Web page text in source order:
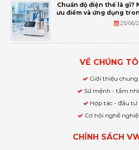
Chuẩn độ điện thế là gì?
ưu điểm và ứng dụng
25/06/
VỀ CHÚNG
Giới thiệu chung
Sứ mệnh - tầm
Hợp tác - đầu tư
Cơ hội nghề
CHÍNH SÁCH